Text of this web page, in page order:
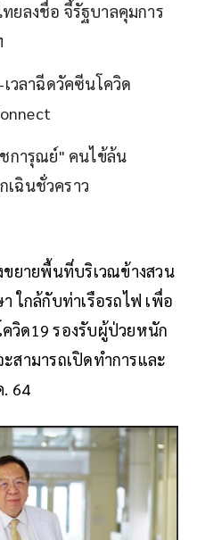
ยลงชื่อ จี้รัฐบาลคุมการ
วลาฉีดวัคซีนโควิด
การุณย์" คนไข้ล้น
ฉินชั่วคราว
ขยายพื้นที่บริเวณข้างสวน
ใกล้กับท่าเรือรถไฟ เพื่อ
วิด19 รองรับผู้ป่วยหนัก
สามารถเปิดทำการและ
64